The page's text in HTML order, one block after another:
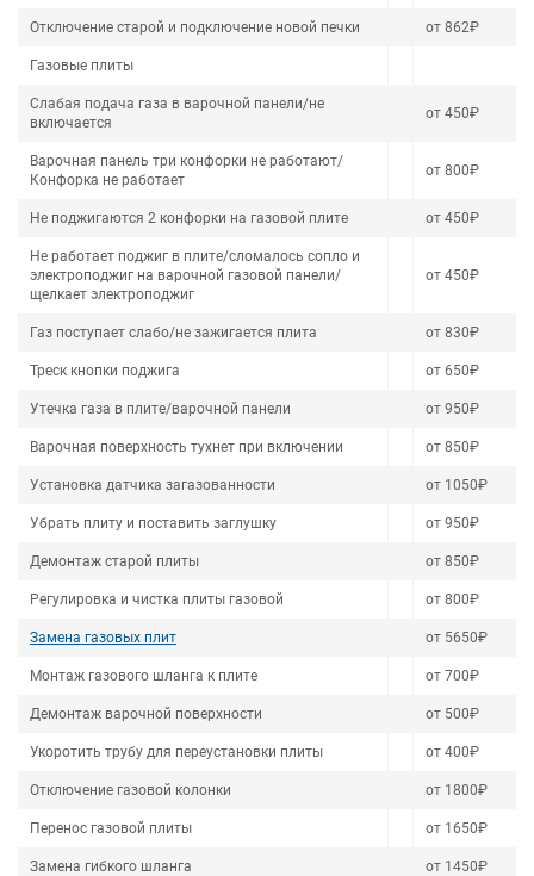
Отключение старой и подключение новой печки от 862₽
Газовые плиты
Слабая подача газа в варочной панели/не
включается
от 450₽
Варочная панель три конфорки не работают/
Конфорка не работает
от 800₽
Не поджигаются 2 конфорки на газовой плите от 450₽
Не работает поджиг в плите/сломалось сопло и
электроподжиг на варочной газовой панели/
щелкает электроподжиг
от 450₽
Газ поступает слабо/не зажигается плита от 830₽
Треск кнопки поджига от 650₽
Утечка газа в плите/варочной панели от 950₽
Варочная поверхность тухнет при включении от 850₽
Установка датчика загазованности от 1050₽
Убрать плиту и поставить заглушку от 950₽
Демонтаж старой плиты от 850₽
Регулировка и чистка плиты газовой от 800₽
Замена газовых плит от 5650₽
Монтаж газового шланга к плите от 700₽
Демонтаж варочной поверхности от 500₽
Укоротить трубу для переустановки плиты от 400₽
Отключение газовой колонки от 1800₽
Перенос газовой плиты от 1650₽
Замена гибкого шланга от 1450₽